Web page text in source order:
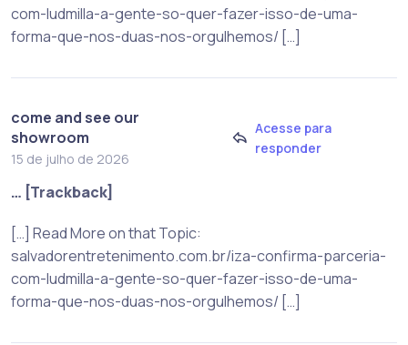
com-ludmilla-a-gente-so-quer-fazer-isso-de-uma-
forma-que-nos-duas-nos-orgulhemos/ […]
come and see our
showroom
15 de julho de 2026
Acesse para
responder
… [Trackback]
[…] Read More on that Topic:
salvadorentretenimento.com.br/iza-confirma-parceria-
com-ludmilla-a-gente-so-quer-fazer-isso-de-uma-
forma-que-nos-duas-nos-orgulhemos/ […]